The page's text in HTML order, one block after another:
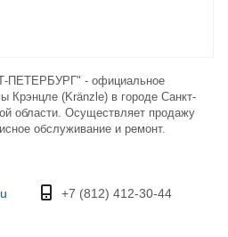
- официальное
Крэнцле (Kränzle) в городе Санкт-
области. Осуществляет продажу
обслуживание и ремонт.
+7 (812) 412-30-44